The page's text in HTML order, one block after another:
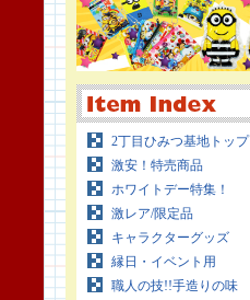
2丁目ひみつ基地トップ
激安！特売商品
ホワイトデー特集！
激レア/限定品
キャラクターグッズ
縁日・イベント用
職人の技!!手造りの味